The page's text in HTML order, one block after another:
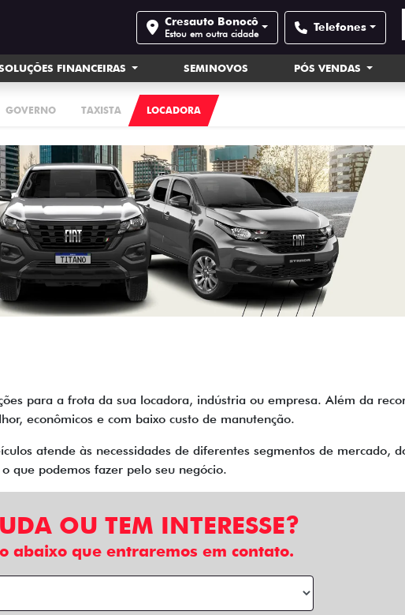
Cresauto Bonocô
Estou em outra cidade Telefones
FINANCEIRAS SEMINOVOS PÓS VENDAS
GOVERNO TAXISTA LOCADORA
para a frota da sua locadora, indústria ou empresa. Além da
econômicos e com baixo custo de manutenção.
atende às necessidades de diferentes segmentos de mercado,
que podemos fazer pelo seu negócio.
OU TEM INTERESSE?
abaixo que entraremos em contato.